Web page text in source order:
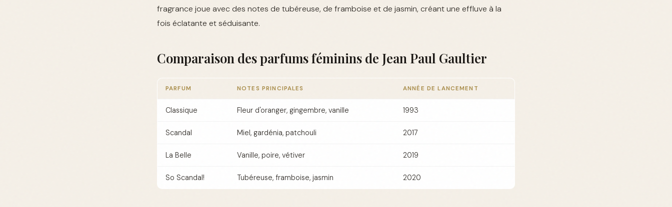
fragrance joue avec des notes de tubéreuse, de framboise et de jasmin, créant une effluve à la
fois éclatante et séduisante.
Comparaison des parfums féminins de Jean Paul Gaultier
PARFUM NOTES PRINCIPALES ANNÉE DE LANCEMENT
Classique Fleur d'oranger, gingembre, vanille 1993
Scandal Miel, gardénia, patchouli 2017
La Belle Vanille, poire, vétiver 2019
So Scandal! Tubéreuse, framboise, jasmin 2020